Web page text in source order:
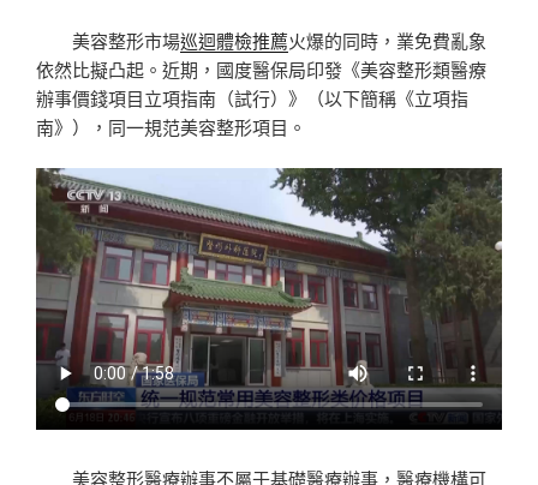
美容整形市場巡迴體檢推薦火爆的同時，業免費亂象
依然比擬凸起。近期，國度醫保局印發《美容整形類醫療
辦事價錢項目立項指南（試行）》（以下簡稱《立項指
南》），同一規范美容整形項目。
美容整形醫療辦事不屬于基礎醫療辦事，醫療機構可